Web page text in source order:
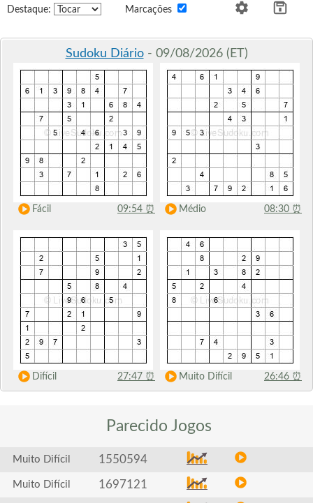
Destaque: Marcações
Sudoku Diário- 09/08/2026 (ET)
Fácil 09:54 ⏰ Médio 08:30 ⏰
Difícil 27:47 ⏰ Muito Difícil 26:46 ⏰
Parecido Jogos
Muito Difícil 1550594
Muito Difícil 1697121